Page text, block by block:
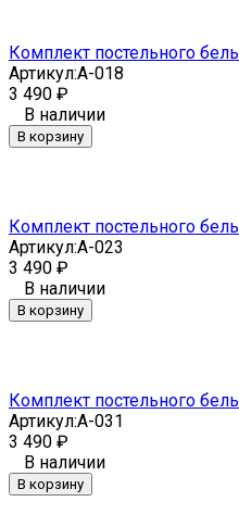
Комплект постельного
Артикул:A-018
3 490 ₽
В наличии
В корзину
Комплект постельного
Артикул:A-023
3 490 ₽
В наличии
В корзину
Комплект постельного
Артикул:A-031
3 490 ₽
В наличии
В корзину